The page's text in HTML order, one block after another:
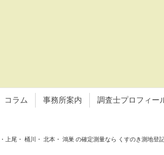
コラム 事務所案内 調査士プロフィー
上尾・ 桶川・ 北本・ 鴻巣 の確定測量なら くすのき測地登